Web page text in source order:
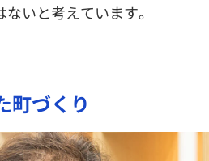
いと考えています。
町づくり